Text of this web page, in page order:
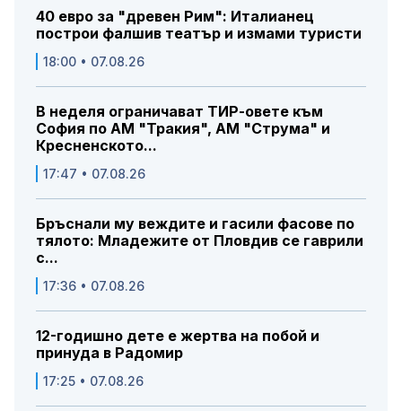
40 евро за "древен Рим": Италианец
построи фалшив театър и измами туристи
18:00 • 07.08.26
В неделя ограничават ТИР-овете към
София по АМ "Тракия", АМ "Струма" и
Кресненското...
17:47 • 07.08.26
Бръснали му веждите и гасили фасове по
тялото: Младежите от Пловдив се гаврили
с...
17:36 • 07.08.26
12-годишно дете е жертва на побой и
принуда в Радомир
17:25 • 07.08.26